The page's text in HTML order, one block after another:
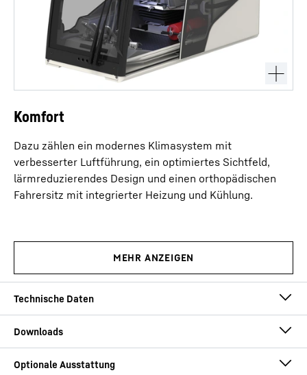
Komfort
Dazu zählen ein modernes Klimasystem mit
verbesserter Luftführung, ein optimiertes Sichtfeld,
lärmreduzierendes Design und einen orthopädischen
Fahrersitz mit integrierter Heizung und Kühlung.